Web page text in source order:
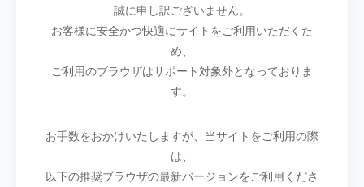
誠に申し訳ございません。
お客様に安全かつ快適にサイトをご利用いただくた
め、
ご利用のブラウザはサポート対象外となっておりま
す。
お手数をおかけいたしますが、当サイトをご利用の際
は、
以下の推奨ブラウザの最新バージョンをご利用くださ